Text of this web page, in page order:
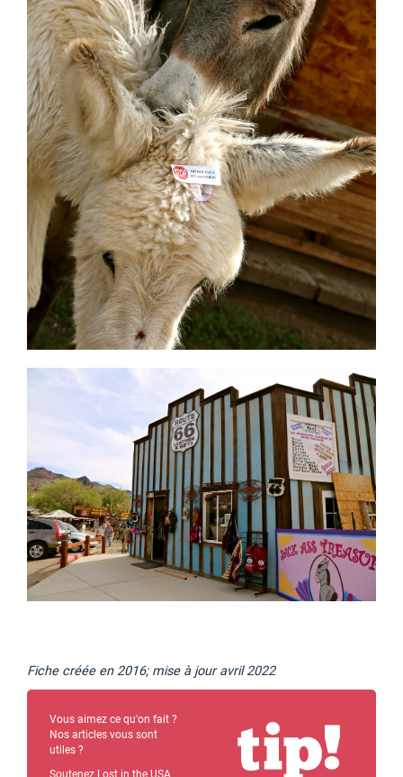
Fiche créée en 2016; mise à jour avril 2022
Vous aimez ce qu'on fait ?
Nos articles vous sont
utiles ?
Soutenez Lost in the USA